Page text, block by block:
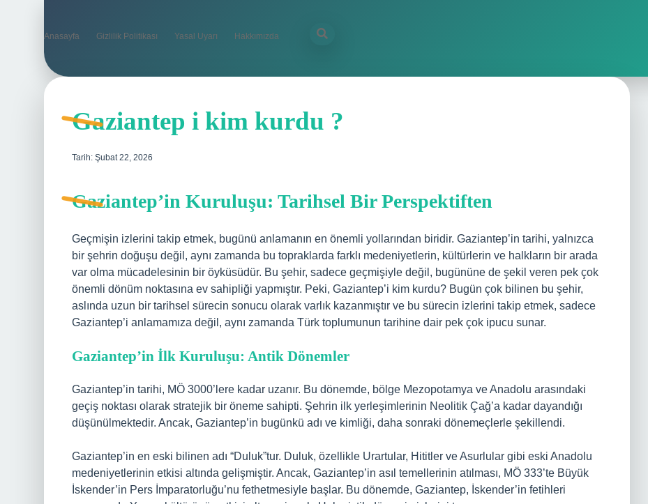
Anasayfa Gizlilik Politikası Yasal Uyarı Hakkımızda
Gaziantep i kim kurdu ?
Tarih: Şubat 22, 2026
Gaziantep’in Kuruluşu: Tarihsel Bir Perspektiften
Geçmişin izlerini takip etmek, bugünü anlamanın en önemli yollarından biridir. Gaziantep’in tarihi, yalnızca
bir şehrin doğuşu değil, aynı zamanda bu topraklarda farklı medeniyetlerin, kültürlerin ve halkların bir arada
var olma mücadelesinin bir öyküsüdür. Bu şehir, sadece geçmişiyle değil, bugününe de şekil veren pek çok
önemli dönüm noktasına ev sahipliği yapmıştır. Peki, Gaziantep’i kim kurdu? Bugün çok bilinen bu şehir,
aslında uzun bir tarihsel sürecin sonucu olarak varlık kazanmıştır ve bu sürecin izlerini takip etmek, sadece
Gaziantep’i anlamamıza değil, aynı zamanda Türk toplumunun tarihine dair pek çok ipucu sunar.
Gaziantep’in İlk Kuruluşu: Antik Dönemler
Gaziantep’in tarihi, MÖ 3000’lere kadar uzanır. Bu dönemde, bölge Mezopotamya ve Anadolu arasındaki
geçiş noktası olarak stratejik bir öneme sahipti. Şehrin ilk yerleşimlerinin Neolitik Çağ’a kadar dayandığı
düşünülmektedir. Ancak, Gaziantep’in bugünkü adı ve kimliği, daha sonraki dönemeçlerle şekillendi.
Gaziantep’in en eski bilinen adı “Duluk”tur. Duluk, özellikle Urartular, Hititler ve Asurlular gibi eski Anadolu
medeniyetlerinin etkisi altında gelişmiştir. Ancak, Gaziantep’in asıl temellerinin atılması, MÖ 333’te Büyük
İskender’in Pers İmparatorluğu’nu fethetmesiyle başlar. Bu dönemde, Gaziantep, İskender’in fetihleri